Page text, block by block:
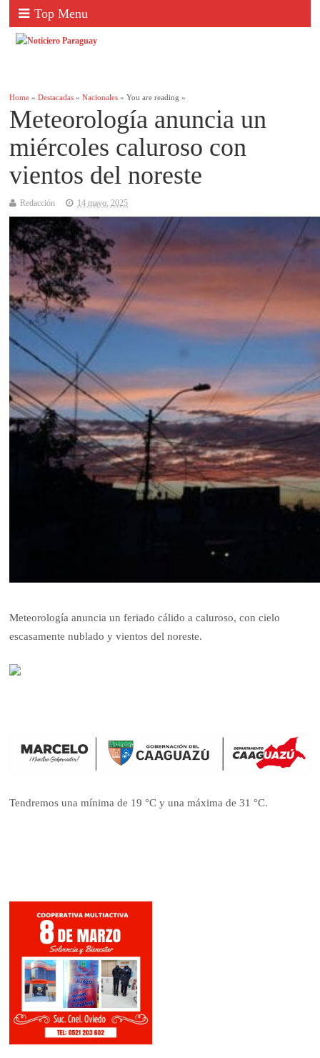
Top Menu
Home »Destacadas »Nacionales » You are reading »
Meteorología anuncia un
miércoles caluroso con
vientos del noreste
Redacción 14 mayo, 2025
Meteorología anuncia un feriado cálido a caluroso, con cielo
escasamente nublado y vientos del noreste.
Tendremos una mínima de 19 °C y una máxima de 31 °C.